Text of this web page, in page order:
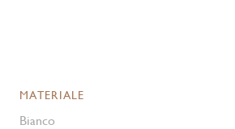
MATERIALE
Bianco